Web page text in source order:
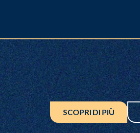
SCOPRI DI PIÙ